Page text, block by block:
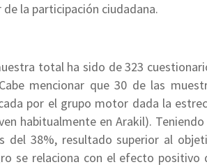
la participación ciudadana.
total ha sido de 323
mencionar que 30 de las
por el grupo motor dada la
habitualmente en Arakil). Teniendo
del 38%, resultado superior al
se relaciona con el efecto positivo